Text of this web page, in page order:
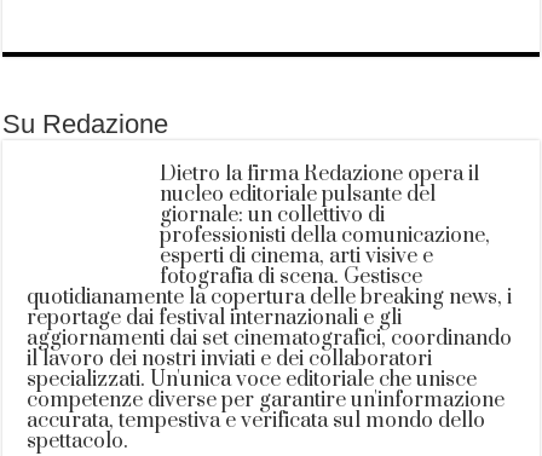
Su Redazione
Dietro la firma Redazione opera il
nucleo editoriale pulsante del
giornale: un collettivo di
professionisti della comunicazione,
esperti di cinema, arti visive e
fotografia di scena. Gestisce
quotidianamente la copertura delle breaking news, i
reportage dai festival internazionali e gli
aggiornamenti dai set cinematografici, coordinando
il lavoro dei nostri inviati e dei collaboratori
specializzati. Un'unica voce editoriale che unisce
competenze diverse per garantire un'informazione
accurata, tempestiva e verificata sul mondo dello
spettacolo.